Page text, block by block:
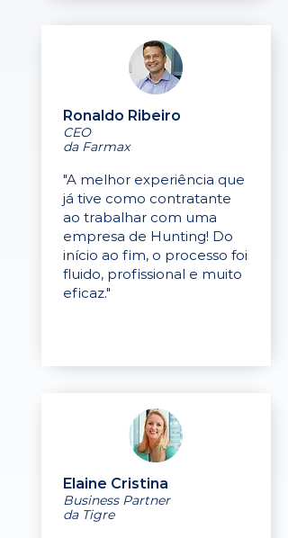
Ronaldo Ribeiro
CEO
da Farmax
"A melhor experiência que
já tive como contratante
ao trabalhar com uma
empresa de Hunting! Do
início ao fim, o processo foi
fluido, profissional e muito
eficaz."
Elaine Cristina
Business Partner
da Tigre